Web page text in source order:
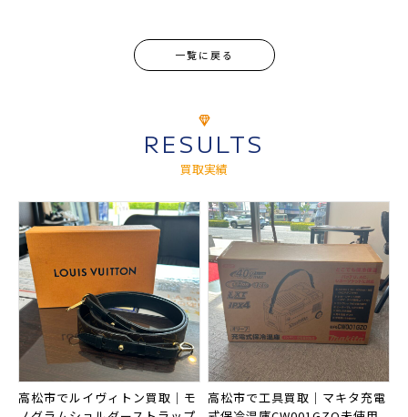
一覧に戻る
RESULTS
買取実績
高松市でルイヴィトン買取｜モ
高松市で工具買取｜マキタ充電